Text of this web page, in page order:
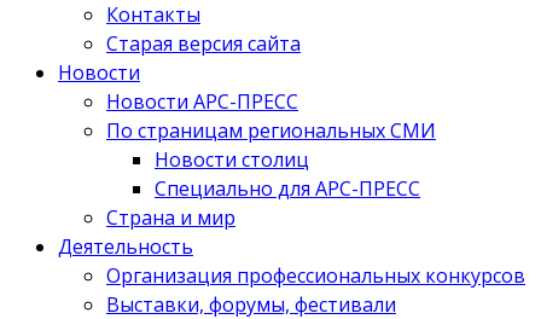
Контакты
Старая версия сайта
Новости
Новости АРС-ПРЕСС
По страницам региональных СМИ
Новости столиц
Специально для АРС-ПРЕСС
Страна и мир
Деятельность
Организация профессиональных конкурсов
Выставки, форумы, фестивали